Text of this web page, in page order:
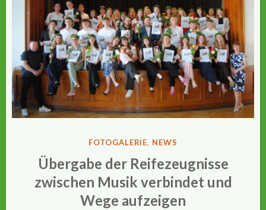
VERÖFFENTLICHT
IN
FOTOGALERIE, NEWS
Übergabe der Reifezeugnisse
zwischen Musik verbindet und
Wege aufzeigen